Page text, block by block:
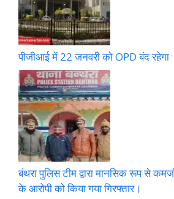
पीजीआई में 22 जनवरी को OPD बंद रहेगा
बंथरा पुलिस टीम द्वारा मानसिक रूप से
के आरोपी को किया गया गिरफ्तार।